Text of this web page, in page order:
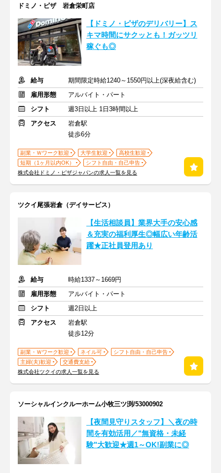
ドミノ・ピザ 岩倉栄町店
【ドミノ・ピザのデリバリー】ス
キマ時間にサクッとも！ガッツリ
稼ぐも◎
給与
期間限定時給1240～1550円以上(深夜給含む)
雇用形態
アルバイト・パート
シフト
週3日以上 1日3時間以上
アクセス
岩倉駅
徒歩6分
副業・Ｗワーク歓迎 大学生歓迎
高校生歓迎
短期（1ヶ月以内OK）
シフト自由・自己申告
株式会社ドミノ・ピザジャパンの求人一覧を見る
ツクイ尾張岩倉（デイサービス）
【生活相談員】業界大手の安心感
＆充実の福利厚生◎幅広い年齢活
躍★正社員登用あり
給与
時給1337～1669円
雇用形態
アルバイト・パート
シフト
週2日以上
アクセス
岩倉駅
徒歩12分
副業・Ｗワーク歓迎 ネイル可
シフト自由・自己申告
主婦(夫)歓迎
交通費支給
株式会社ツクイの求人一覧を見る
ソーシャルインクルーホーム小牧三ツ渕/53000902
【夜間見守りスタッフ】＼夜の時
間を有効活用／"無資格・未経
験"大歓迎★週1～OK!副業に◎